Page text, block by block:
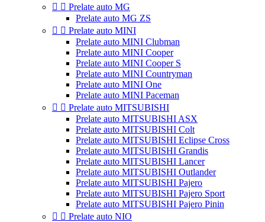
  Prelate auto MG
Prelate auto MG ZS
  Prelate auto MINI
Prelate auto MINI Clubman
Prelate auto MINI Cooper
Prelate auto MINI Cooper S
Prelate auto MINI Countryman
Prelate auto MINI One
Prelate auto MINI Paceman
  Prelate auto MITSUBISHI
Prelate auto MITSUBISHI ASX
Prelate auto MITSUBISHI Colt
Prelate auto MITSUBISHI Eclipse Cross
Prelate auto MITSUBISHI Grandis
Prelate auto MITSUBISHI Lancer
Prelate auto MITSUBISHI Outlander
Prelate auto MITSUBISHI Pajero
Prelate auto MITSUBISHI Pajero Sport
Prelate auto MITSUBISHI Pajero Pinin
  Prelate auto NIO